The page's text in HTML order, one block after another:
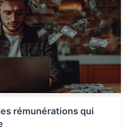
rémunérations qui